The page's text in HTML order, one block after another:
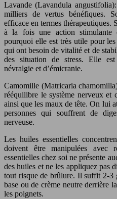
Lavande (Lavandula
milliers de vertus bénéfiques.
efficace en termes thérapeutiques.
à la fois une action stimulante
pourquoi elle est très utile pour
qui ont besoin de vitalité et de
des situation de stress. Elle
névralgie et d’émicranie.
Camomille (Matricaria
rééquilibre le système nerveux et
ainsi que les maux de tête. On lui
personnes qui souffrent de
nerveuse.
Les huiles essentielles
doivent être manipulées avec
essentielles chez soi ne présente
des huiles et ne les appliquez pas
tout risque de brûlure. Il suffit 2-3
base ou de crème neutre derrière
les poignets.